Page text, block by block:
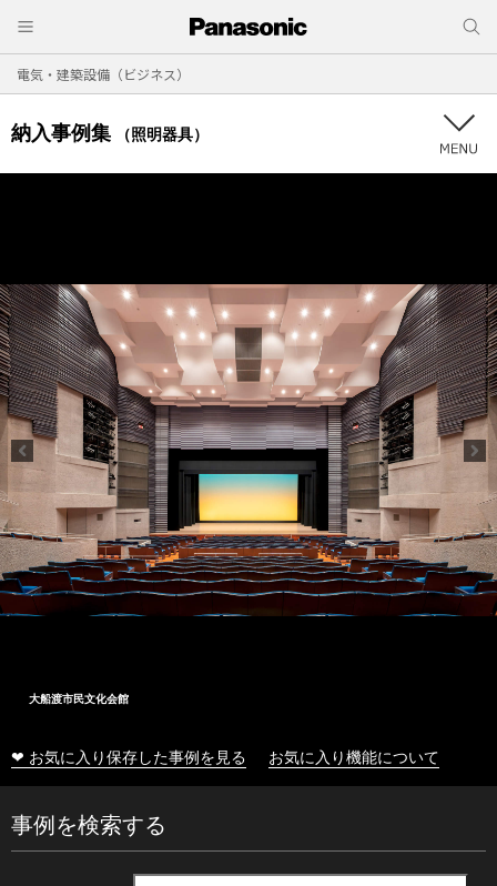
電気・建築設備（ビジネス）
納入事例集 （照明器具）
大船渡市民文化会館
❤ お気に入り保存した事例を見る お気に入り機能について
事例を検索する